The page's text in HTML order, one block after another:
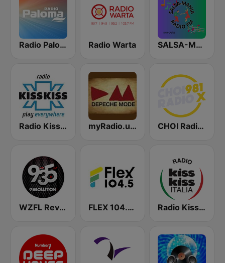
Radio Paloma Radio Warta SALSA-MANIA RADIO FM
Radio Kiss Kiss myRadio.ua - Depeche Mode CHOI Radio X 98.1 FM
WZFL Revolution 93.5 FM FLEX 104.5 FM Radio Kiss Kiss Italia